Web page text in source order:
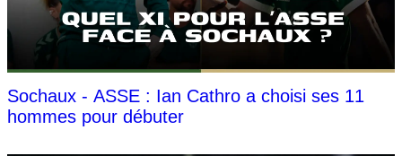
Sochaux - ASSE : Ian Cathro a choisi ses 11
hommes pour débuter